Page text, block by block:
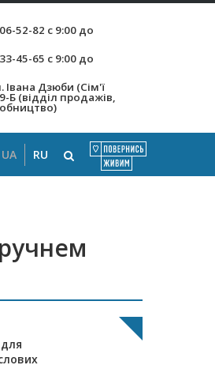
52-82 с 9:00 до
45-65 с 9:00 до
Івана Дзюби (Сім'ї
Б (відділ продажів,
UA RU